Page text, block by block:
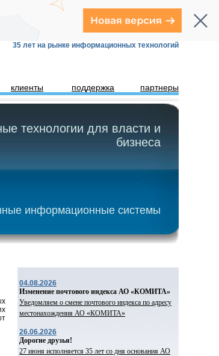
35 лет на рынке информационных технологий
клиенты поддержка партнеры
технологии для власти и
бизнеса
информационные системы
04.08.2026
Изменение почтового индекса АО «КОМИТА»
Уведомляем о смене почтового индекса по адресу
местонахождения АО «КОМИТА»
26.06.2026
Дорогие друзья!
27 июня исполняется 35 лет со дня основания АО